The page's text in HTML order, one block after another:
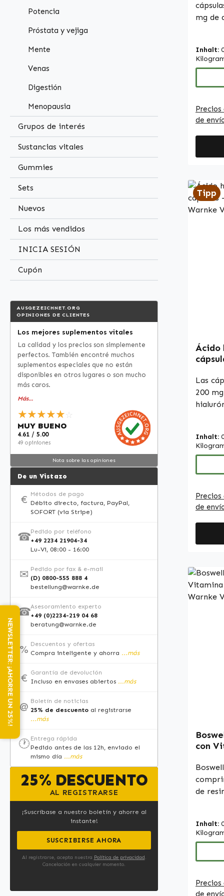
NEWSLETTER: ¡AHORRE UN 25%!
Potencia
Próstata y vejiga
Mente
Venas
Digestión
Menopausia
Grupos de interés
Sustancias vitales
Gummies
Sets
Nuevos
Los más vendidos
INICIA SESIÓN
Cupón
AUSGEZEICHNET.ORG
OPINIONES DE CLIENTES
Los mejores suplementos vitales
La calidad y los precios son simplemente
perfectos. También encontré muchos
suplementos especiales que no están
disponibles en otros lugares o son mucho
más caros.
Más...
★★★★★☆
MUY BUENO
4.61 / 5.00
49 opiniones
Nota sobre las opiniones
De un Vistazo
€ Métodos de pago
Débito directo, factura, PayPal,
SOFORT (via Stripe)
☎Pedido por teléfono
+49 2234 21904-34
Lu-Vi, 08:00 - 16:00
✉ Pedido por fax & e-mail
(D) 0800-555 888 4
bestellung@warnke.de
☎Asesoramiento experto
+49 (0)2234-219 04 68
beratung@warnke.de
% Descuentos y ofertas
Compra inteligente y ahorra ...más
€ Garantía de devolución
Incluso en envases abiertos ...más
@ Boletín de noticias
25% de descuento al registrarse
...más
🕐 Entrega rápida
Pedido antes de las 12h, enviado el
mismo día ...más
25% DESCUENTO
AL REGISTRARSE
¡Suscríbase a nuestro boletín y ahorre al
instante!
SUSCRIBIRSE AHORA
Al registrarse, acepta nuestra Política de privacidad.
Cancelación en cualquier momento.
mg de
aceite
desde
aceite
su
un uso
fáciles
e
web
Inhalt:
Precios
de
Tipp
Ácido
Las
200
de la
como
de los
o sitios
de
Inhalt:
Precios
de
con
de
de
del
Inhalt:
Precios
de